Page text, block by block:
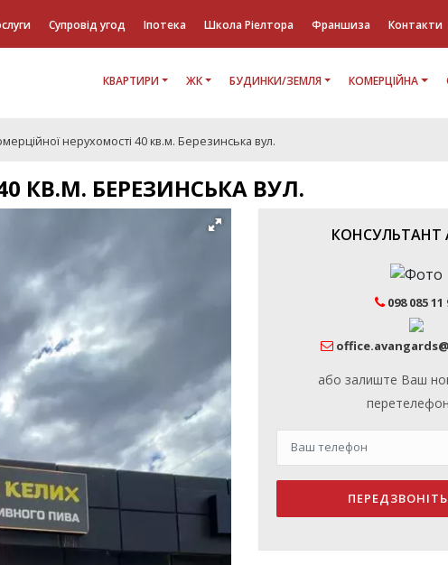
Супровід угод Іпотека Школа Ріелтора Франшиза Контакти
КВАРТИРИ ЖК БУДИНКИ/ЗЕМЛЯ КОМЕРЦІЙНА
нерухомості 40 кв.м. Березинська вул.
КВ.М. БЕРЕЗИНСЬКА ВУЛ.
КОНСУЛЬТАНТ
098 085 11
або залиште Ваш